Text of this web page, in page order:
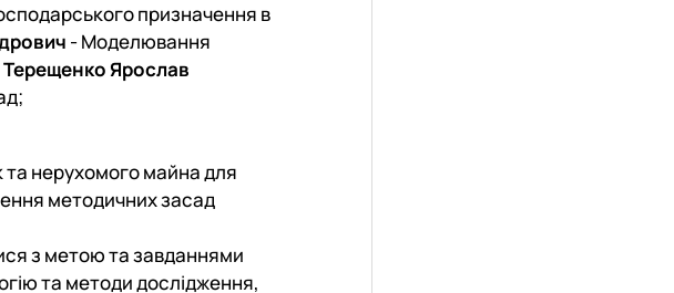
призначення в
- Моделювання
Терещенко Ярослав
та нерухомого майна для
методичних засад
з метою та завданнями
та методи дослідження,